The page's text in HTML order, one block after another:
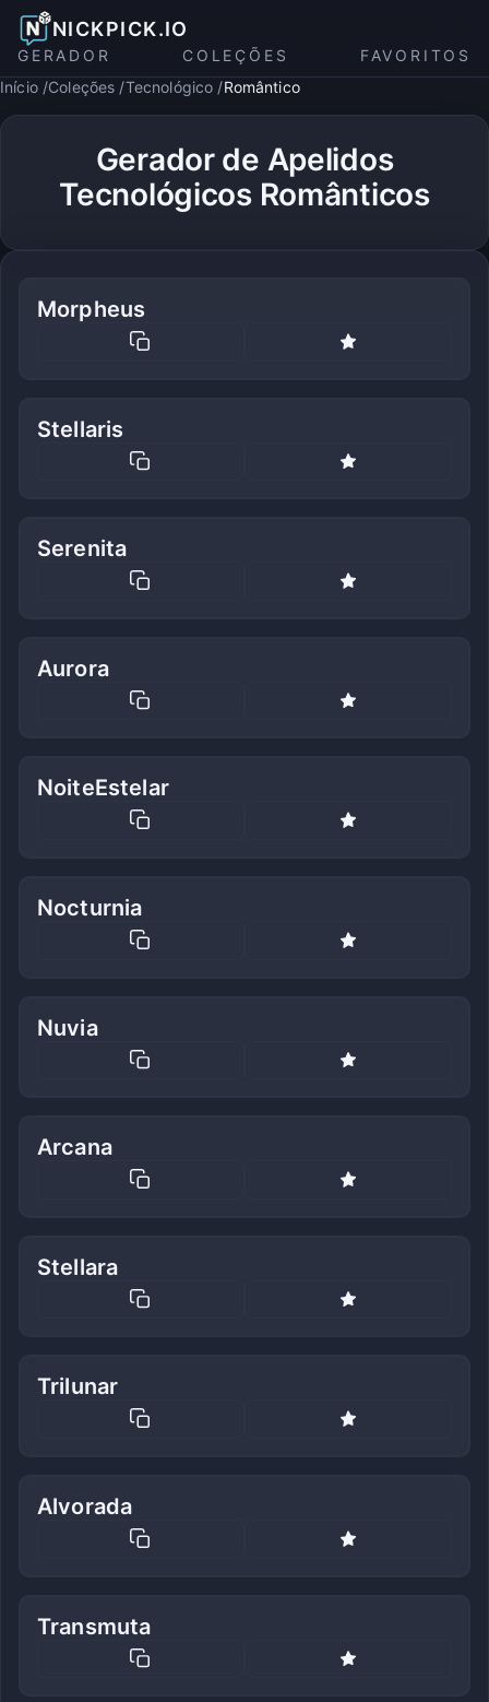
NICKPICK.IO
GERADOR COLEÇÕES
FAVORITOS
Início Coleções Tecnológico Romântico
Gerador de Apelidos
Tecnológicos Românticos
Morpheus
Stellaris
Serenita
Aurora
NoiteEstelar
Nocturnia
Nuvia
Arcana
Stellara
Trilunar
Alvorada
Transmuta